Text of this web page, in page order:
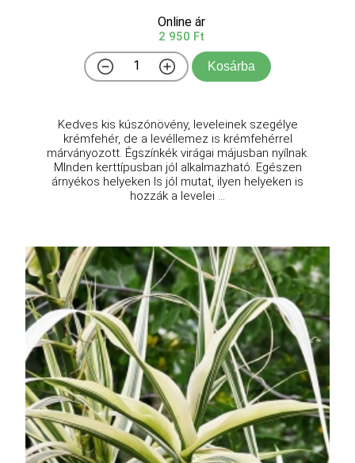
Online ár
2 950 Ft
Kosárba
Kedves kis kúszónövény, leveleinek szegélye
krémfehér, de a levéllemez is krémfehérrel
márványozott. Égszínkék virágai májusban nyílnak.
MInden kerttípusban jól alkalmazható. Egészen
árnyékos helyeken ls jól mutat, ilyen helyeken is
hozzák a levelei ...